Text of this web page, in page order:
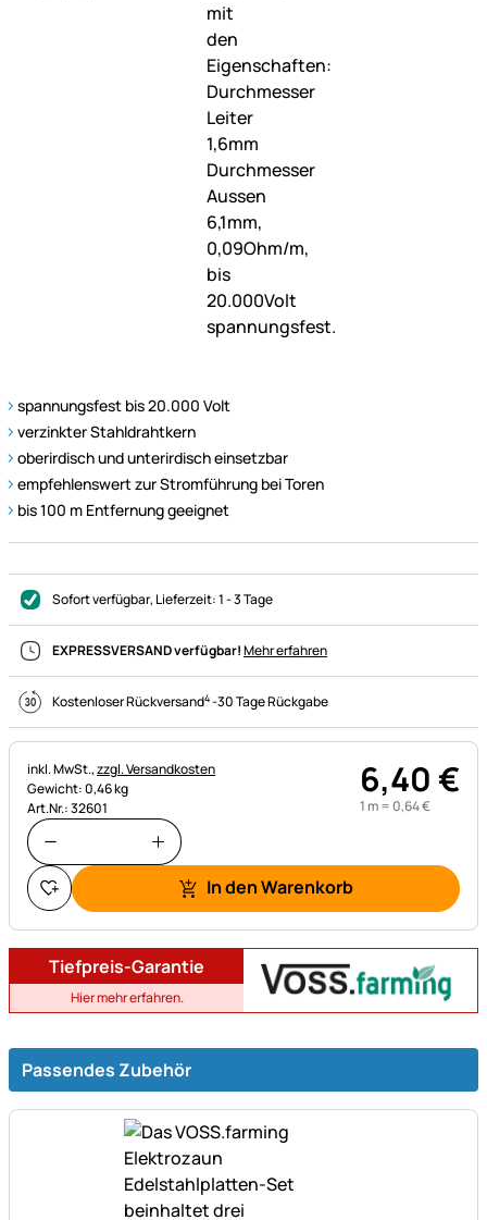
spannungsfest bis 20.000 Volt
verzinkter Stahldrahtkern
oberirdisch und unterirdisch einsetzbar
empfehlenswert zur Stromführung bei Toren
bis 100 m Entfernung geeignet
Sofort verfügbar, Lieferzeit:1 - 3 Tage
EXPRESSVERSAND verfügbar!Mehr erfahren
Kostenloser Rückversand4-30 Tage Rückgabe
Steuerhinweis:
inkl. MwSt.,zzgl. Versandkosten
Gewicht: 0,46 kg
Art.Nr.: 32601
6,40€
1 m = 0,64€
In den Warenkorb
Tiefpreis-Garantie
Hier mehr erfahren.
Passendes Zubehör